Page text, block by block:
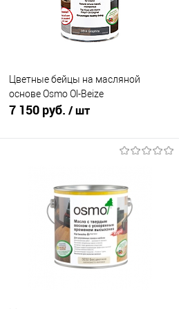
Цветные бейцы на масляной
основе Osmo Ol-Beize
7 150 руб. / шт
Купить в 1 клик
К сравнению
В избранное
Под заказ